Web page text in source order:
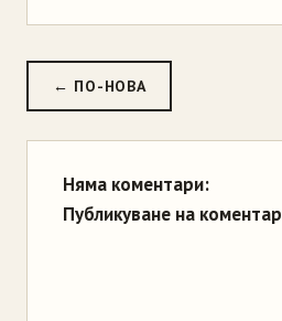
← ПО-НОВА
Няма коментари:
Публикуване на коментар